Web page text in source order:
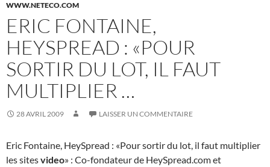
WWW.NETECO.COM
ERIC FONTAINE,
HEYSPREAD : «POUR
SORTIR DU LOT, IL FAUT
MULTIPLIER …
28 AVRIL 2009 LAISSER UN COMMENTAIRE
Eric Fontaine, HeySpread : «Pour sortir du lot, il faut multiplier
les sitesvideo» : Co-fondateur de HeySpread.com et